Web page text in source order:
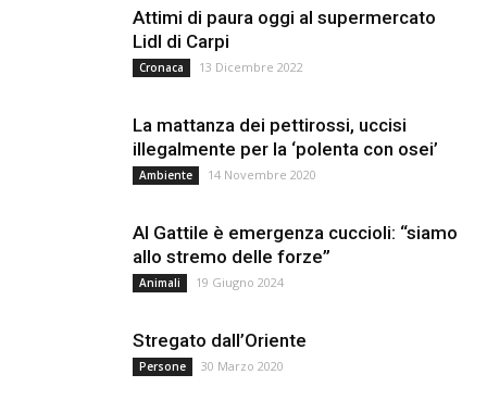
Attimi di paura oggi al supermercato
Lidl di Carpi
Cronaca 13 Dicembre 2022
La mattanza dei pettirossi, uccisi
illegalmente per la ‘polenta con osei’
Ambiente 14 Novembre 2020
Al Gattile è emergenza cuccioli: “siamo
allo stremo delle forze”
Animali 19 Giugno 2024
Stregato dall’Oriente
Persone 30 Marzo 2020